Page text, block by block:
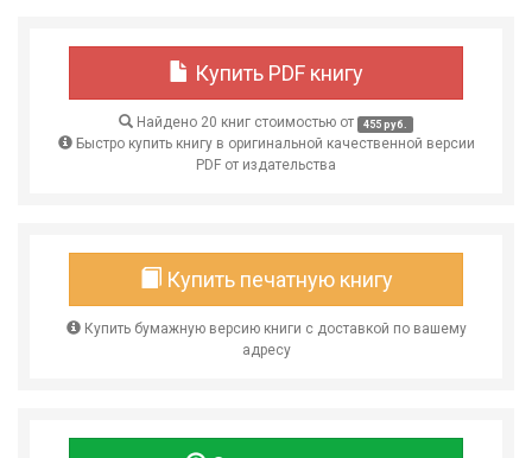
Купить PDF книгу
Найдено 20 книг стоимостью от 455 руб.
Быстро купить книгу в оригинальной качественной версии
PDF от издательства
Купить печатную книгу
Купить бумажную версию книги с доставкой по вашему
адресу